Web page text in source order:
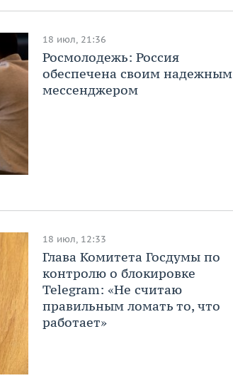
18 июл, 21:36
Росмолодежь: Россия
обеспечена своим надежным
мессенджером
18 июл, 12:33
Глава Комитета Госдумы по
контролю о блокировке
Telegram: «Не считаю
правильным ломать то, что
работает»